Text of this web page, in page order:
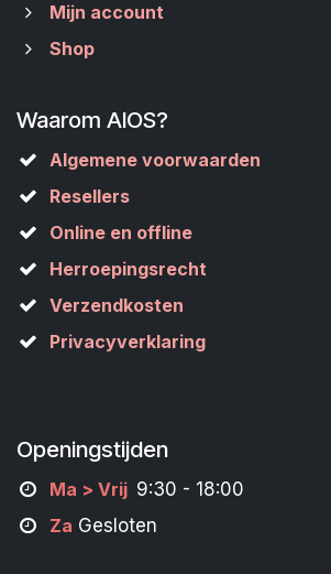
Mijn account
Shop
Waarom AIOS?
Algemene voorwaarden
Resellers
Online en offline
Herroepingsrecht
Verzendkosten
Privacyverklaring
Openingstijden
Ma > Vrij 9:30 - 18:00
Za Gesloten